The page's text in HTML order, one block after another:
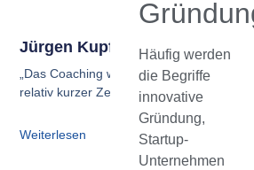
Häufig werden
die Begriffe
innovative
Gründung,
Startup-
Unternehmen
Jürgen Kupferschmid
„Das Coaching war in jeder Beziehung
relativ kurzer Zeit zum Ziel geführt.
Weiterlesen